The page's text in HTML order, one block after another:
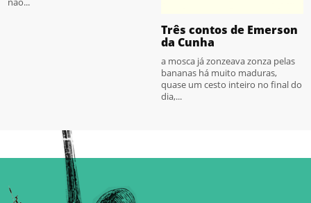
Três contos de Emerson
da Cunha
a mosca já zonzeava zonza pelas
bananas há muito maduras,
quase um cesto inteiro no final do
dia,...